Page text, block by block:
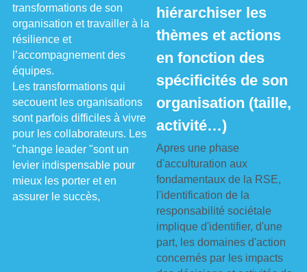
transformations de son
organisation et travailler à la
résilience et
l’accompagnement des
équipes.
Les transformations qui
secouent les organisations
sont parfois difficiles à vivre
pour les collaborateurs. Les
"change leader "sont un
levier indispensable pour
mieux les porter et en
assurer le succès,
hiérarchiser les
thèmes et actions
en fonction des
spécificités de son
organisation (taille,
activité…)
Apres une phase
d'acculturation aux
fondamentaux de la RSE,
l'identification de la
responsabilité sociétale
implique d'identifier, d'une
part, les domaines d'action
concernés par les impacts